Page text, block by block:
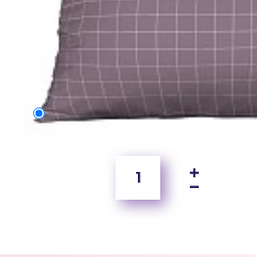
70x50 cm